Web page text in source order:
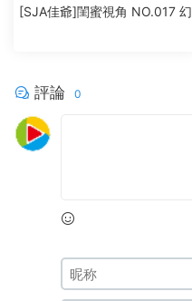
[SJA佳爺]閨蜜視角 NO.017 幻
評論 0